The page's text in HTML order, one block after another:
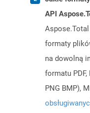
API
formaty
na dowolną
formatu PDF,
PNG BMP),